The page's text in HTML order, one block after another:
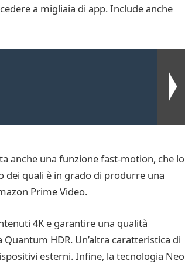
a migliaia di app. Include anche
anche una funzione fast-motion, che lo
dei quali è in grado di produrre una
Prime Video.
4K e garantire una qualità
HDR. Un’altra caratteristica di
esterni. Infine, la tecnologia Neo